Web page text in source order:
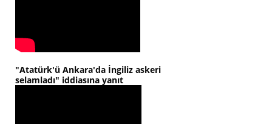
"Atatürk'ü Ankara'da İngiliz askeri
selamladı" iddiasına yanıt